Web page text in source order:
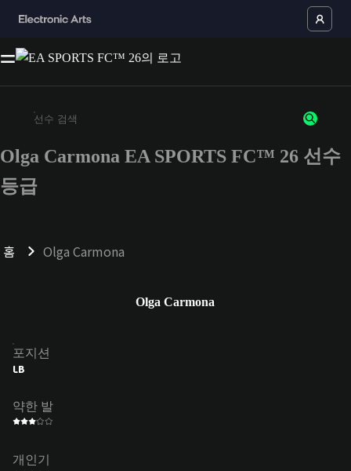
최소 3자 이상의 문자 또는 숫자를 입력하세요
Olga Carmona EA SPORTS FC™ 26 선수
등급
홈 Olga Carmona
Olga Carmona
포지션
LB
약한 발
개인기